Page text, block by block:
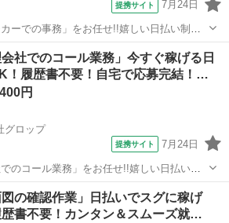
提携サイト 7月24日
ーでの事務」をお任せ!!嬉しい日払い制度
躍中◎＜JR新井口駅から徒歩10分＞オフィ
務のお仕事♪【土日祝休み/残業ほぼナシ】
務
会社でのコール業務」今すぐ稼げる日
！履歴書不要！自宅で応募完結！…
円
グロップ
提携サイト 7月24日
のコール業務」をお任せ!!嬉しい日払い制
躍中★＜8月17日開始＞午前ゆっくり！午後
円で月収例23万円以上可能★ 【コメ
務
図の確認作業」日払いでスグに稼げ
書不要！カンタン＆スムーズ就